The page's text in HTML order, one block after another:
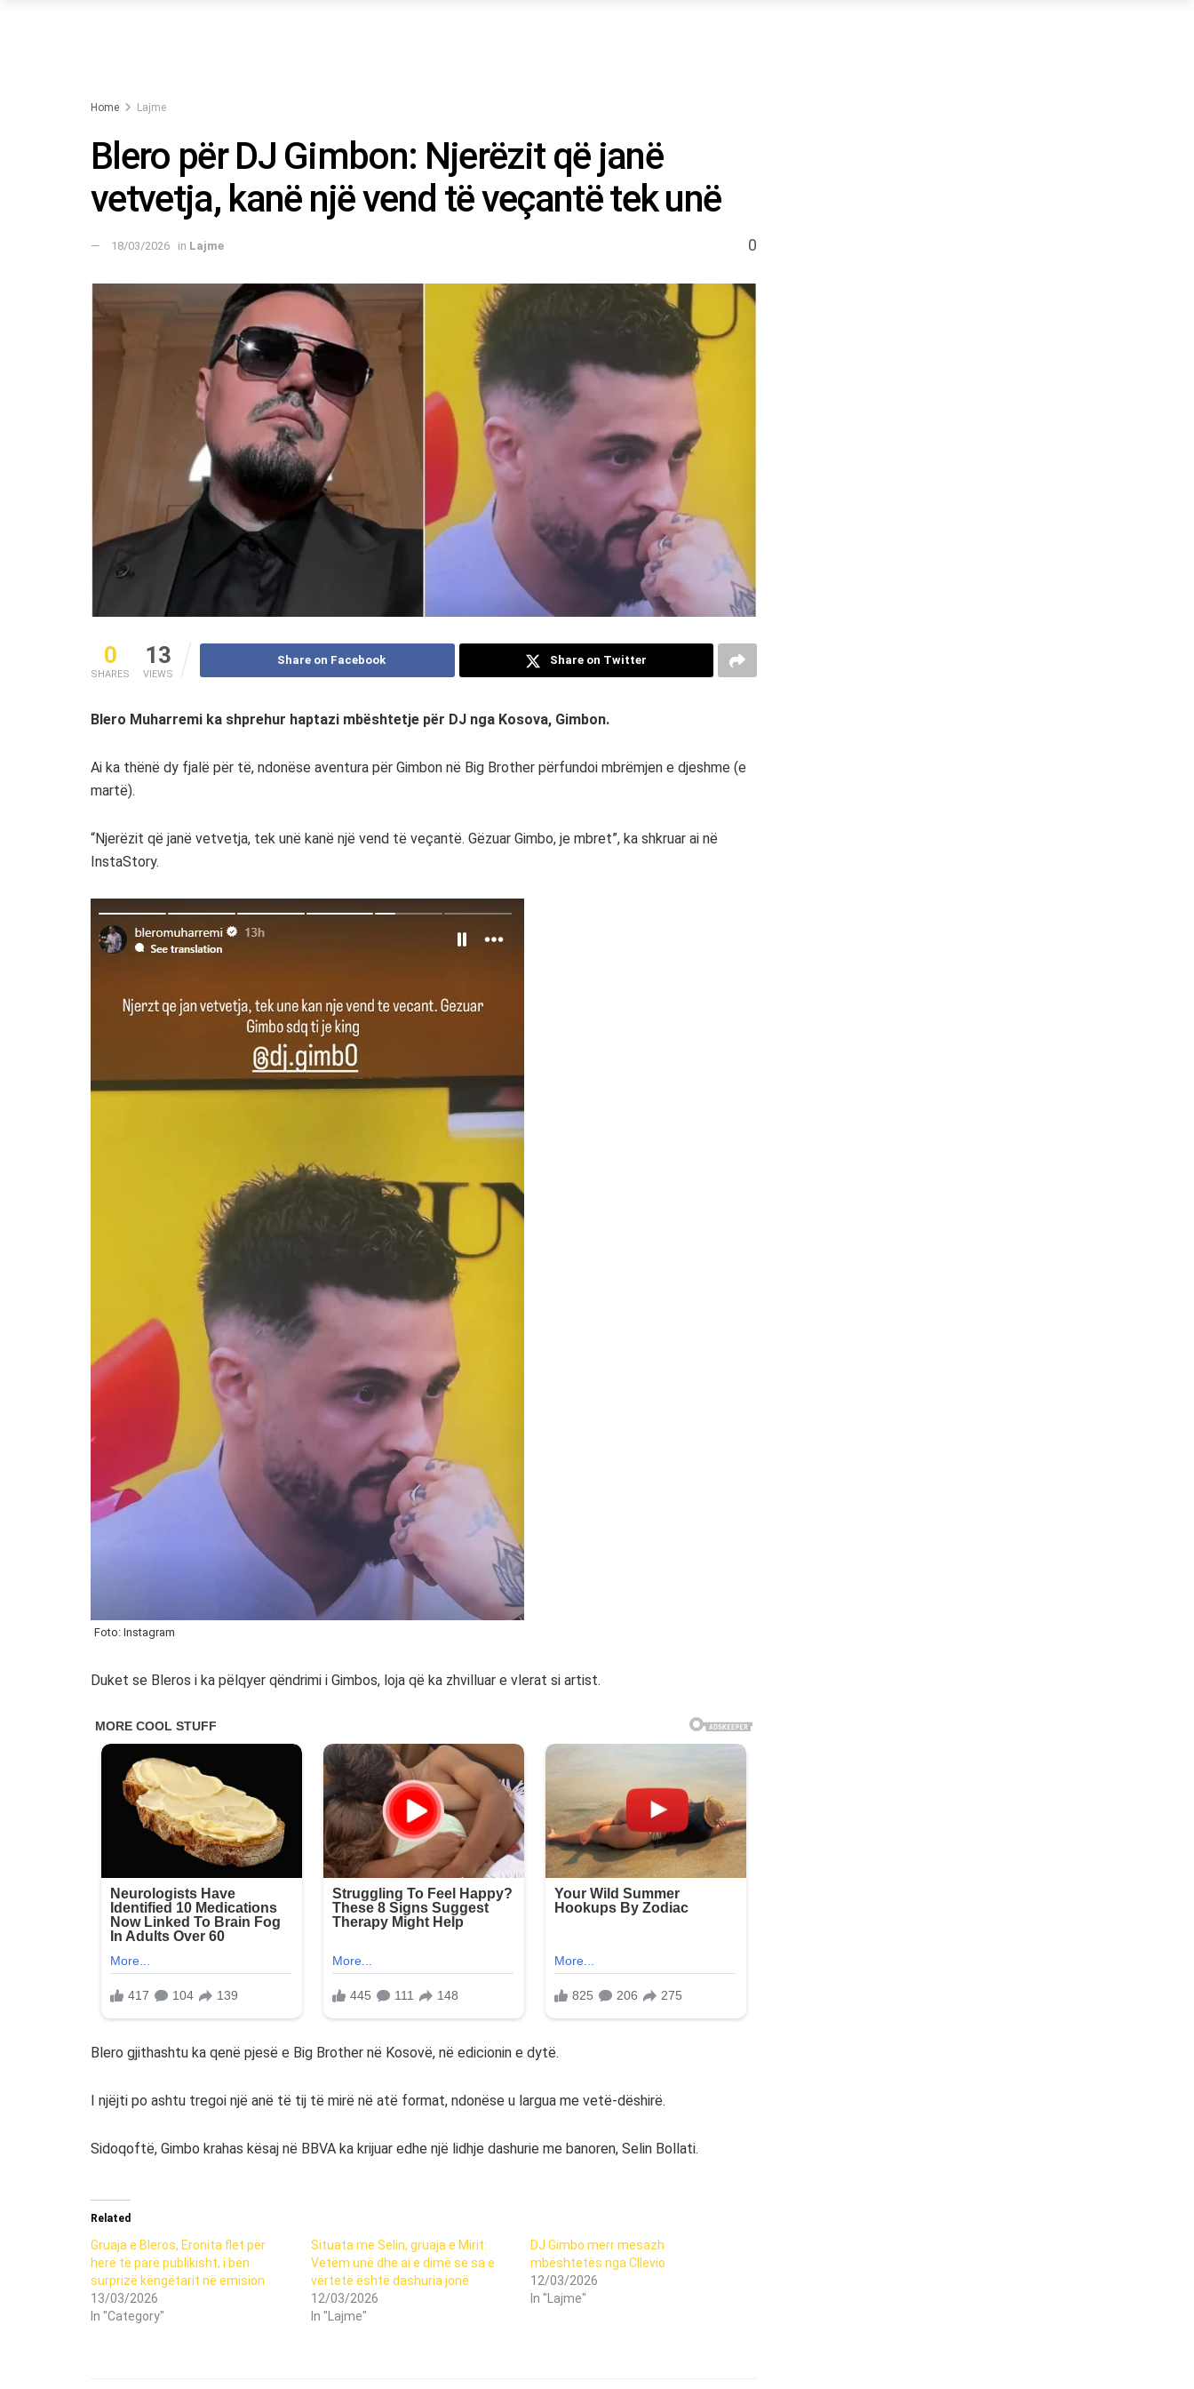
Home Lajme
Blero për DJ Gimbon: Njerëzit që janë
vetvetja, kanë një vend të veçantë tek unë
18/03/2026 in Lajme 0
0
SHARES
13
VIEWS
Share on Facebook Share on Twitter
Blero Muharremi ka shprehur haptazi mbështetje për DJ nga Kosova, Gimbon.
Ai ka thënë dy fjalë për të, ndonëse aventura për Gimbon në Big Brother përfundoi mbrëmjen e djeshme (e
martë).
“Njerëzit që janë vetvetja, tek unë kanë një vend të veçantë. Gëzuar Gimbo, je mbret”, ka shkruar ai në
InstaStory.
Foto: Instagram
Duket se Bleros i ka pëlqyer qëndrimi i Gimbos, loja që ka zhvilluar e vlerat si artist.
Blero gjithashtu ka qenë pjesë e Big Brother në Kosovë, në edicionin e dytë.
I njëjti po ashtu tregoi një anë të tij të mirë në atë format, ndonëse u largua me vetë-dëshirë.
Sidoqoftë, Gimbo krahas kësaj në BBVA ka krijuar edhe një lidhje dashurie me banoren, Selin Bollati.
Related
Gruaja e Bleros, Eronita flet për
herë të parë publikisht, i bën
surprizë këngëtarit në emision
13/03/2026
In "Category"
Situata me Selin, gruaja e Mirit:
Vetëm unë dhe ai e dimë se sa e
vërtetë është dashuria jonë
12/03/2026
In "Lajme"
DJ Gimbo merr mesazh
mbështetës nga Cllevio
12/03/2026
In "Lajme"